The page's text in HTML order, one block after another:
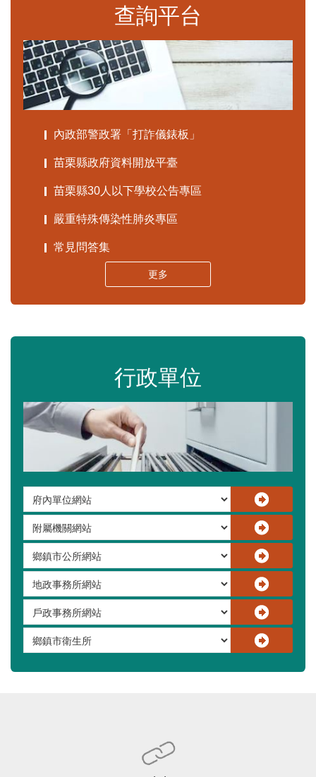
查詢平台
內政部警政署「打詐儀錶板」
苗栗縣政府資料開放平臺
苗栗縣30人以下學校公告專區
嚴重特殊傳染性肺炎專區
常見問答集
更多
行政單位